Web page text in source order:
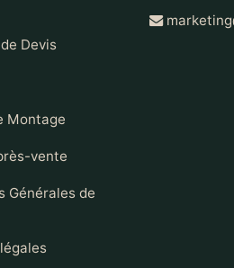
Devis
Montage
vente
Générales de